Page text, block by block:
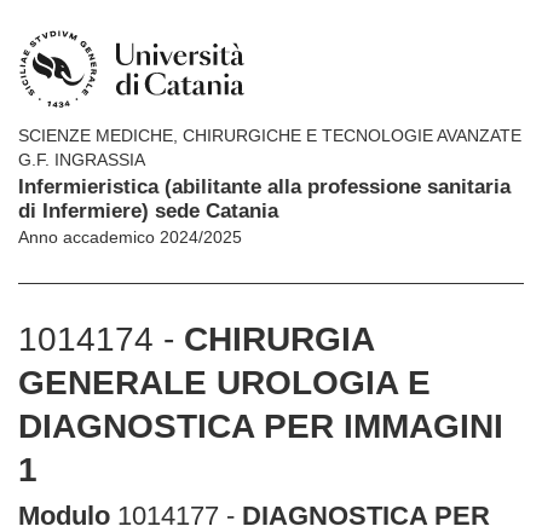
SCIENZE MEDICHE, CHIRURGICHE E TECNOLOGIE AVANZATE
G.F. INGRASSIA
Infermieristica (abilitante alla professione sanitaria
di Infermiere) sede Catania
Anno accademico 2024/2025
1014174 - CHIRURGIA
GENERALE UROLOGIA E
DIAGNOSTICA PER IMMAGINI
1
Modulo 1014177 - DIAGNOSTICA PER